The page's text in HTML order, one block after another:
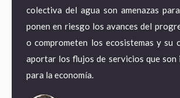
colectiva del agua son amenazas
ponen en riesgo los avances del
o comprometen los ecosistemas y su
aportar los flujos de servicios que son
para la economía.